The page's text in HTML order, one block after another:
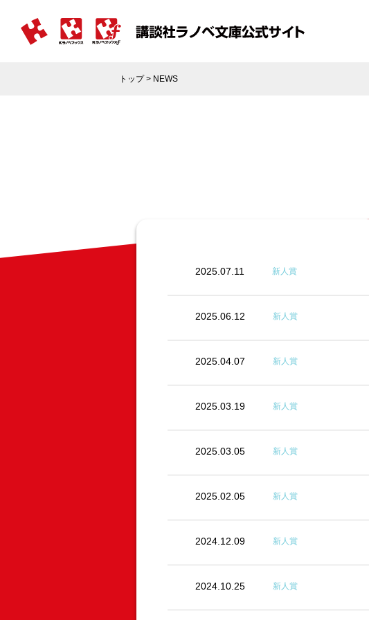
トップ> NEWS
2025.07.11 新人賞
2025.06.12 新人賞
2025.04.07 新人賞
2025.03.19 新人賞
2025.03.05 新人賞
2025.02.05 新人賞
2024.12.09 新人賞
2024.10.25 新人賞